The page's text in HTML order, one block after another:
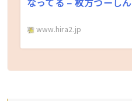
www.hira2.jp